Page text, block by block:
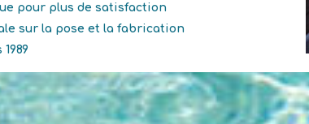
pour plus de satisfaction
sur la pose et la fabrication